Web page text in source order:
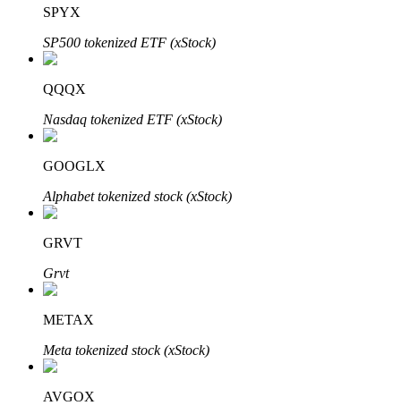
Otomatik Yatırım
Uzun vadeli kâr ve esnek çıkarlar elde edin
Stake Etmeyi Öğrenin
Pasif gelir kazanma hakkında bilgi edinin
Bitrue
AI
SPYX
SP500 tokenized ETF (xStock)
QQQX
Nasdaq tokenized ETF (xStock)
GOOGLX
Alphabet tokenized stock (xStock)
GRVT
Grvt
METAX
Meta tokenized stock (xStock)
AVGOX